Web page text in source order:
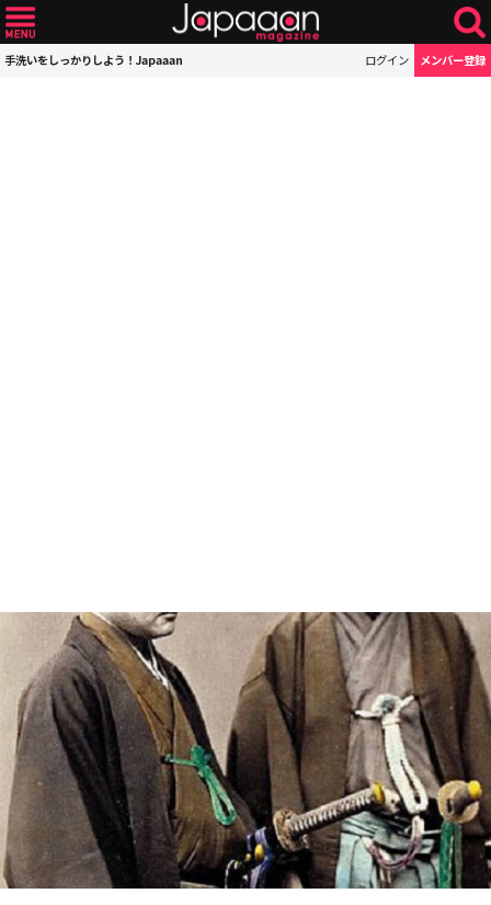
手洗いをしっかりしよう！Japaaan ログイン メンバー登録